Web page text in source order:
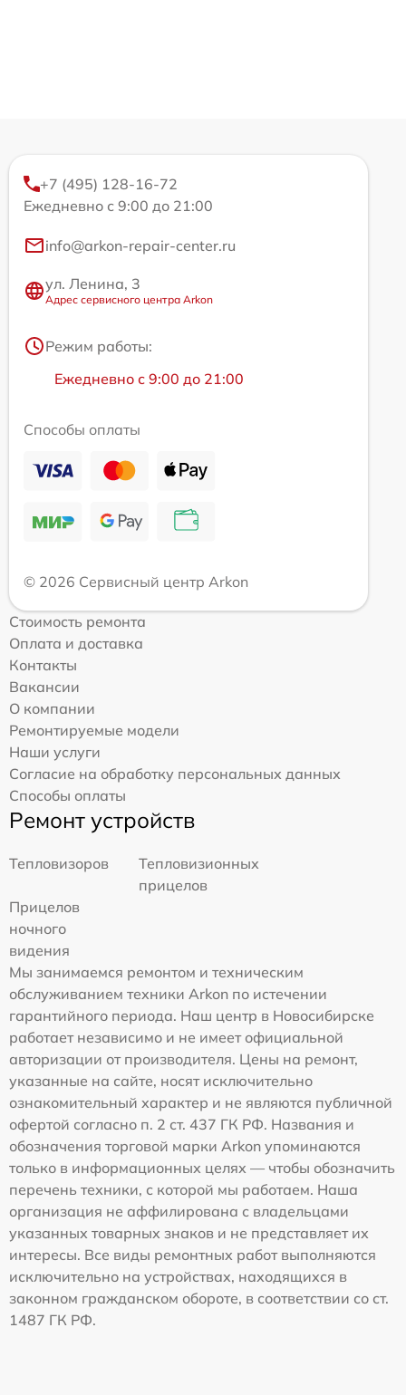
+7 (495) 128-16-72
Ежедневно с 9:00 до 21:00
info@arkon-repair-center.ru
ул. Ленина, 3
Адрес сервисного центра Arkon
Режим работы:
Ежедневно с 9:00 до 21:00
Способы оплаты
© 2026 Сервисный центр Arkon
Стоимость ремонта
Оплата и доставка
Контакты
Вакансии
О компании
Ремонтируемые модели
Наши услуги
Согласие на обработку персональных данных
Способы оплаты
Ремонт устройств
Тепловизоров
Тепловизионных
прицелов
Прицелов
ночного
видения
Мы занимаемся ремонтом и техническим
обслуживанием техники Arkon по истечении
гарантийного периода. Наш центр в Новосибирске
работает независимо и не имеет официальной
авторизации от производителя. Цены на ремонт,
указанные на сайте, носят исключительно
ознакомительный характер и не являются публичной
офертой согласно п. 2 ст. 437 ГК РФ. Названия и
обозначения торговой марки Arkon упоминаются
только в информационных целях — чтобы обозначить
перечень техники, с которой мы работаем. Наша
организация не аффилирована с владельцами
указанных товарных знаков и не представляет их
интересы. Все виды ремонтных работ выполняются
исключительно на устройствах, находящихся в
законном гражданском обороте, в соответствии со ст.
1487 ГК РФ.